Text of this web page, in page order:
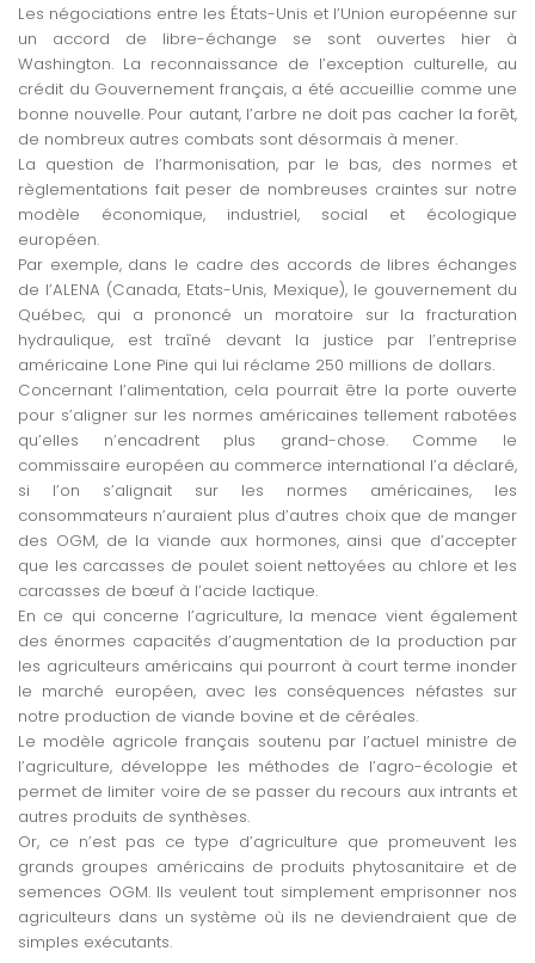
Les négociations entre les États-Unis et l’Union européenne sur
un accord de libre-échange se sont ouvertes hier à
Washington. La reconnaissance de l’exception culturelle, au
crédit du Gouvernement français, a été accueillie comme une
bonne nouvelle. Pour autant, l’arbre ne doit pas cacher la forêt,
de nombreux autres combats sont désormais à mener.
La question de l’harmonisation, par le bas, des normes et
règlementations fait peser de nombreuses craintes sur notre
modèle économique, industriel, social et écologique
européen.
Par exemple, dans le cadre des accords de libres échanges
de l’ALENA (Canada, Etats-Unis, Mexique), le gouvernement du
Québec, qui a prononcé un moratoire sur la fracturation
hydraulique, est traîné devant la justice par l’entreprise
américaine Lone Pine qui lui réclame 250 millions de dollars.
Concernant l’alimentation, cela pourrait être la porte ouverte
pour s’aligner sur les normes américaines tellement rabotées
qu’elles n’encadrent plus grand-chose. Comme le
commissaire européen au commerce international l’a déclaré,
si l’on s’alignait sur les normes américaines, les
consommateurs n’auraient plus d’autres choix que de manger
des OGM, de la viande aux hormones, ainsi que d’accepter
que les carcasses de poulet soient nettoyées au chlore et les
carcasses de bœuf à l’acide lactique.
En ce qui concerne l’agriculture, la menace vient également
des énormes capacités d’augmentation de la production par
les agriculteurs américains qui pourront à court terme inonder
le marché européen, avec les conséquences néfastes sur
notre production de viande bovine et de céréales.
Le modèle agricole français soutenu par l’actuel ministre de
l’agriculture, développe les méthodes de l’agro-écologie et
permet de limiter voire de se passer du recours aux intrants et
autres produits de synthèses.
Or, ce n’est pas ce type d’agriculture que promeuvent les
grands groupes américains de produits phytosanitaire et de
semences OGM. Ils veulent tout simplement emprisonner nos
agriculteurs dans un système où ils ne deviendraient que de
simples exécutants.